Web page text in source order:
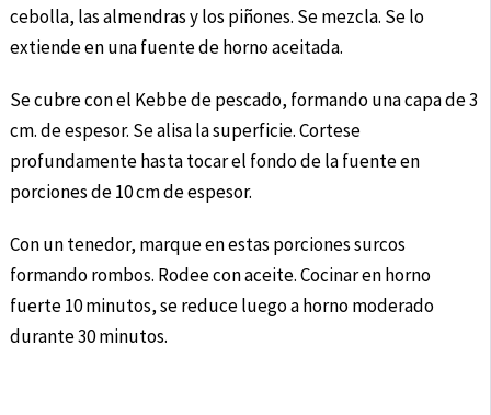
cebolla, las almendras y los piñones. Se mezcla. Se lo
extiende en una fuente de horno aceitada.
Se cubre con el Kebbe de pescado, formando una capa de 3
cm. de espesor. Se alisa la superficie. Cortese
profundamente hasta tocar el fondo de la fuente en
porciones de 10 cm de espesor.
Con un tenedor, marque en estas porciones surcos
formando rombos. Rodee con aceite. Cocinar en horno
fuerte 10 minutos, se reduce luego a horno moderado
durante 30 minutos.